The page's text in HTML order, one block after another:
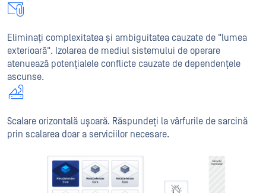
Eliminați complexitatea și ambiguitatea cauzate de "lumea
exterioară". Izolarea de mediul sistemului de operare
atenuează potențialele conflicte cauzate de dependențele
ascunse.
Scalare orizontală ușoară. Răspundeți la vârfurile de sarcină
prin scalarea doar a serviciilor necesare.